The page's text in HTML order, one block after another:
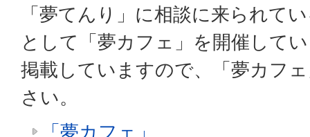
「夢てんり」に相談に来られて
として「夢カフェ」を開催して
掲載していますので、「夢カフ
さい。
「夢カフェ」